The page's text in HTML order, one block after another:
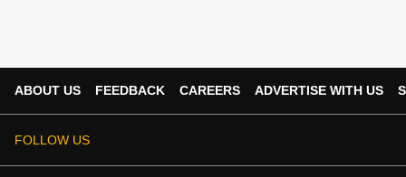
ABOUT US FEEDBACK CAREERS ADVERTISE WITH US
FOLLOW US